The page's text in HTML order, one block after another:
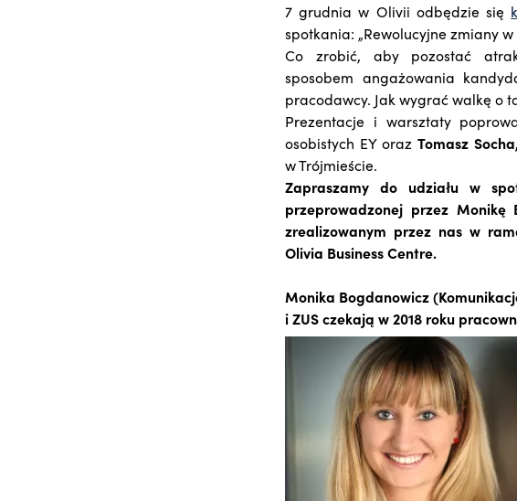
7 grudnia w Olivii odbędzie się
spotkania: „Rewolucyjne zmiany
Co zrobić, aby pozostać
sposobem angażowania
pracodawcy. Jak wygrać walkę o
Prezentacje i warsztaty
osobistych EY oraz Tomasz
w Trójmieście.
Zapraszamy do udziału w
przeprowadzonej przez Monikę
zrealizowanym przez nas w
Olivia Business Centre.
Monika Bogdanowicz
i ZUS czekają w 2018 roku